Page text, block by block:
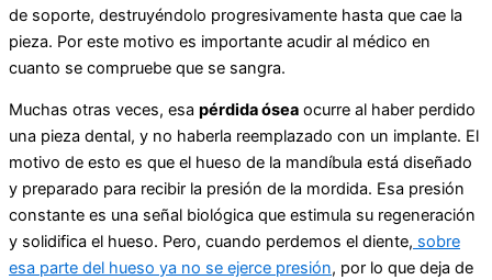
de soporte, destruyéndolo progresivamente hasta que cae la
pieza. Por este motivo es importante acudir al médico en
cuanto se compruebe que se sangra.
Muchas otras veces, esa pérdida ósea ocurre al haber perdido
una pieza dental, y no haberla reemplazado con un implante. El
motivo de esto es que el hueso de la mandíbula está diseñado
y preparado para recibir la presión de la mordida. Esa presión
constante es una señal biológica que estimula su regeneración
y solidifica el hueso. Pero, cuando perdemos el diente, sobre
esa parte del hueso ya no se ejerce presión, por lo que deja de